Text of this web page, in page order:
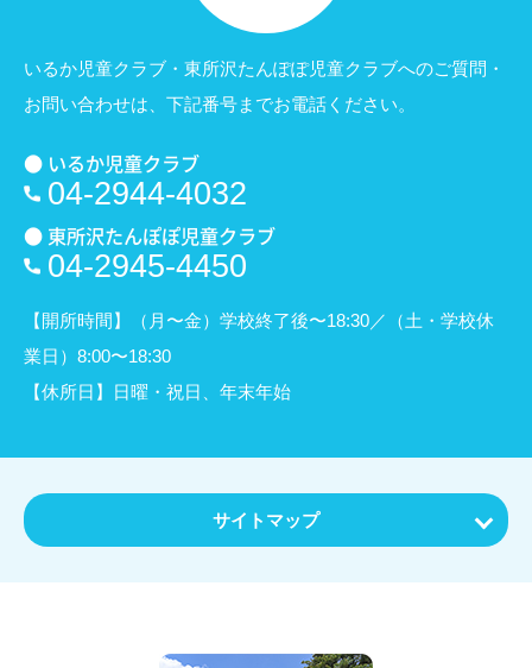
いるか児童クラブ・東所沢たんぽぽ児童クラブへのご質問・
お問い合わせは、 下記番号までお電話ください。
● いるか児童クラブ
04-2944-4032
● 東所沢たんぽぽ児童クラブ
04-2945-4450
【開所時間】（月〜金）学校終了後〜18:30／（土・学校休
業日）8:00〜18:30
【休所日】日曜・祝日、年末年始
サイトマップ